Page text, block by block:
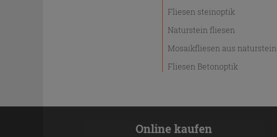
Fliesen steinoptik
Naturstein fliesen
Mosaikfliesen aus naturstein
Fliesen Betonoptik
Online kaufen